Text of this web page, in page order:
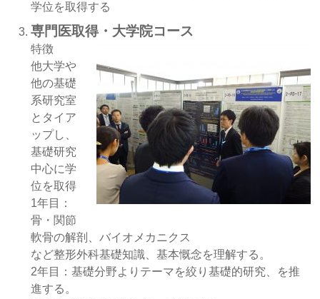
学位を取得する
専門医取得・大学院コース
特徴
他大学や
他の基礎
系研究室
とタイア
ップし、
基礎研究
中心に学
位を取得
1年目：
骨・関節
軟骨の解剖、バイオメカニクス
など整形外科基礎知識、基本慨念を理解する。
2年目：基礎分野よりテーマを絞り基礎的研究、を推
進する。